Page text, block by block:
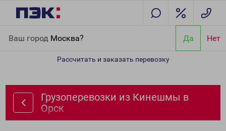
Ваш город Москва? Да Нет
Рассчитать и заказать перевозку
Грузоперевозки из Кинешмы в
Орск